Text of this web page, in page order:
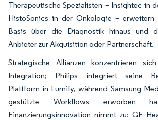
Therapeutische Spezialisten – Insightec in
HistoSonics in der Onkologie – erweitern
Basis über die Diagnostik hinaus und
Anbieter zur Akquisition oder Partnerschaft.
Strategische Allianzen konzentrieren
Integration; Philips integriert seine
Plattform in Lumify, während Samsung
gestützte Workflows erworben
Finanzierungsinnovation nimmt zu: GE